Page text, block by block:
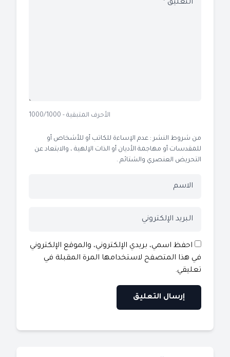
الأحرف المتبقية - 1000/1000
من شروط النشر : عدم الإساءة للكاتب أو للأشخاص أو
للمقدسات أو مهاجمة الأديان أو الذات الإلهية ، والابتعاد عن
التحريض العنصري والشتائم .
احفظ اسمي، بريدي الإلكتروني، والموقع الإلكتروني
في هذا المتصفح لاستخدامها المرة المقبلة في
تعليقي.